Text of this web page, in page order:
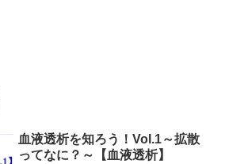
血液透析を知ろう！Vol.1～拡散
ってなに？～【血液透析】